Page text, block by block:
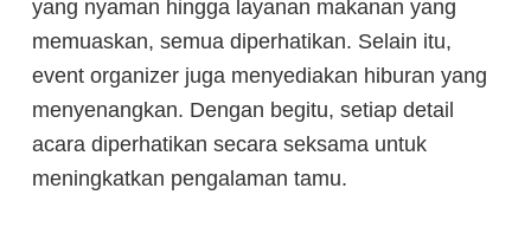
yang nyaman hingga layanan makanan yang
memuaskan, semua diperhatikan. Selain itu,
event organizer juga menyediakan hiburan yang
menyenangkan. Dengan begitu, setiap detail
acara diperhatikan secara seksama untuk
meningkatkan pengalaman tamu.